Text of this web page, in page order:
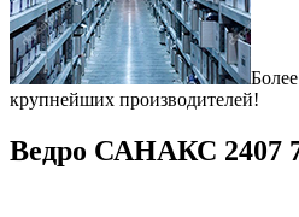
крупнейших производителей!
Ведро САНАКС 2407